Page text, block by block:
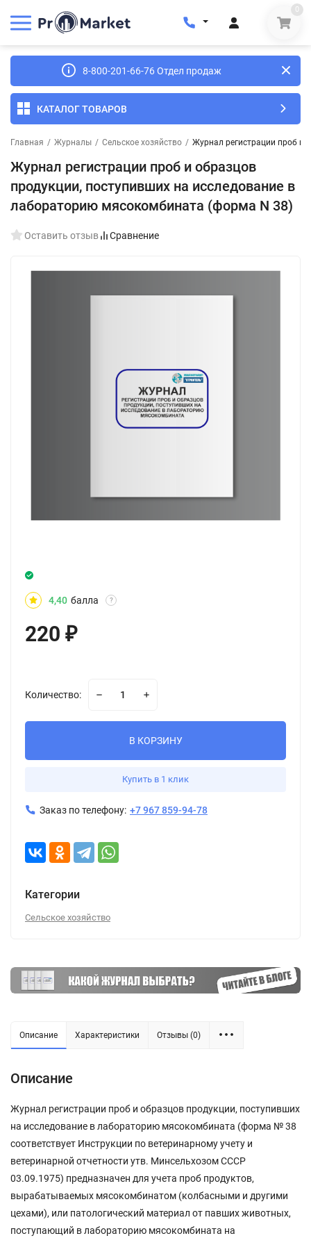
0
8-800-201-66-76 Отдел продаж
КАТАЛОГ ТОВАРОВ
Главная / Журналы / Сельское хозяйство / Журнал регистрации проб и
Журнал регистрации проб и образцов
продукции, поступивших на исследование в
лабораторию мясокомбината (форма N 38)
Оставить отзыв Сравнение
4,40 балла ?
220 ₽
Количество:
В КОРЗИНУ
Купить в 1 клик
Заказ по телефону: +7 967 859-94-78
Категории
Сельское хозяйство
Описание Характеристики Отзывы (0)
Описание
Журнал регистрации проб и образцов продукции, поступивших
на исследование в лабораторию мясокомбината (форма № 38
соответствует Инструкции по ветеринарному учету и
ветеринарной отчетности утв. Минсельхозом СССР
03.09.1975) предназначен для учета проб продуктов,
вырабатываемых мясокомбинатом (колбасными и другими
цехами), или патологический материал от павших животных,
поступающий в лабораторию мясокомбината на